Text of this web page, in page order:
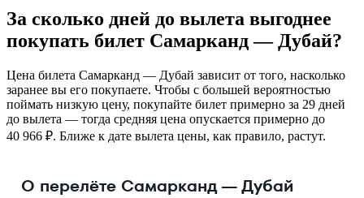
За сколько дней до вылета выгоднее
покупать билет Самарканд — Дубай?
Цена билета Самарканд — Дубай зависит от того, насколько
заранее вы его покупаете. Чтобы с большей вероятностью
поймать низкую цену, покупайте билет примерно за 29 дней
до вылета — тогда средняя цена опускается примерно до
40 966 ₽. Ближе к дате вылета цены, как правило, растут.
О перелёте Самарканд — Дубай